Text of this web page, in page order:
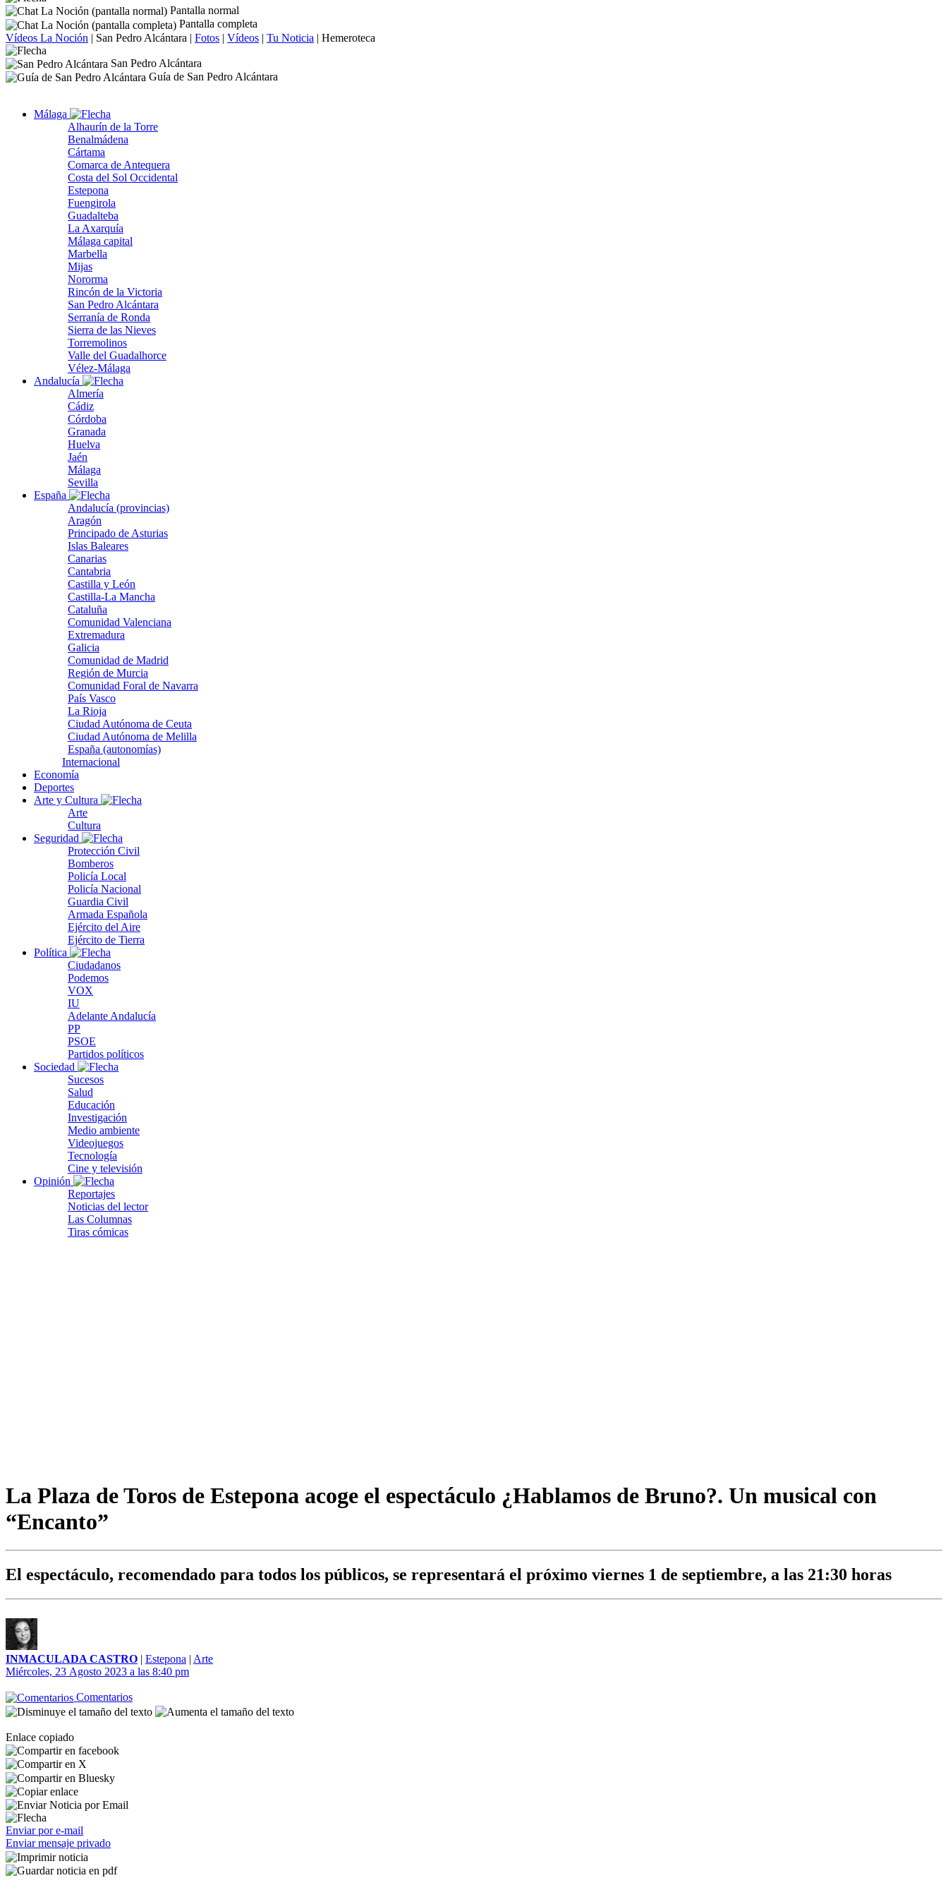
Pantalla normal
Pantalla completa
Vídeos La Noción | San Pedro Alcántara | Fotos | Vídeos | Tu Noticia | Hemeroteca
San Pedro Alcántara
Guía de San Pedro Alcántara
Málaga
Alhaurín de la Torre
Benalmádena
Cártama
Comarca de Antequera
Costa del Sol Occidental
Estepona
Fuengirola
Guadalteba
La Axarquía
Málaga capital
Marbella
Mijas
Nororma
Rincón de la Victoria
San Pedro Alcántara
Serranía de Ronda
Sierra de las Nieves
Torremolinos
Valle del Guadalhorce
Vélez-Málaga
Andalucía
Almería
Cádiz
Córdoba
Granada
Huelva
Jaén
Málaga
Sevilla
España
Andalucía (provincias)
Aragón
Principado de Asturias
Islas Baleares
Canarias
Cantabria
Castilla y León
Castilla-La Mancha
Cataluña
Comunidad Valenciana
Extremadura
Galicia
Comunidad de Madrid
Región de Murcia
Comunidad Foral de Navarra
País Vasco
La Rioja
Ciudad Autónoma de Ceuta
Ciudad Autónoma de Melilla
España (autonomías)
Internacional
Economía
Deportes
Arte y Cultura
Arte
Cultura
Seguridad
Protección Civil
Bomberos
Policía Local
Policía Nacional
Guardia Civil
Armada Española
Ejército del Aire
Ejército de Tierra
Política
Ciudadanos
Podemos
VOX
IU
Adelante Andalucía
PP
PSOE
Partidos políticos
Sociedad
Sucesos
Salud
Educación
Investigación
Medio ambiente
Videojuegos
Tecnología
Cine y televisión
Opinión
Reportajes
Noticias del lector
Las Columnas
Tiras cómicas
La Plaza de Toros de Estepona acoge el espectáculo ¿Hablamos de Bruno?. Un musical con
“Encanto”
El espectáculo, recomendado para todos los públicos, se representará el próximo viernes 1 de septiembre, a las 21:30 horas
INMACULADA CASTRO | Estepona | Arte
Miércoles, 23 Agosto 2023 a las 8:40 pm
Comentarios
Enlace copiado
Enviar por e-mail
Enviar mensaje privado